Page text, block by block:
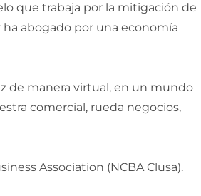
que trabaja por la mitigación de
ha abogado por una economía
de manera virtual, en un mundo
comercial, rueda negocios,